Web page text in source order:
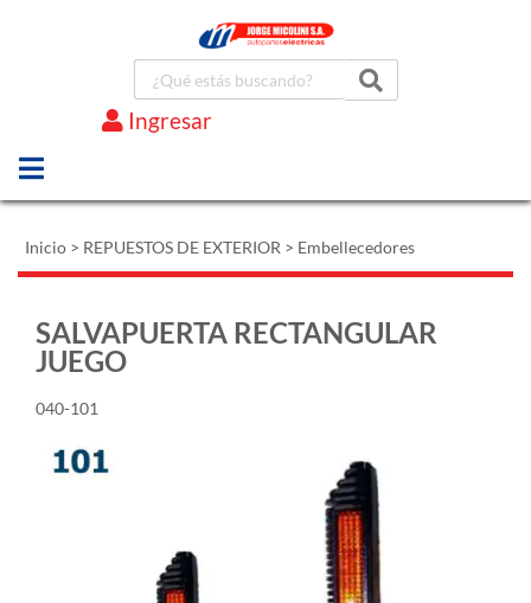
Ingresar
Inicio > REPUESTOS DE EXTERIOR > Embellecedores
SALVAPUERTA RECTANGULAR
JUEGO
040-101